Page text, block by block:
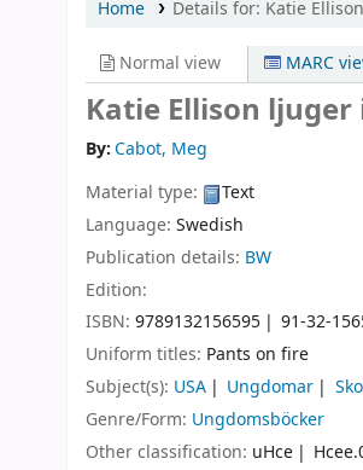
Home Details for: Katie
Normal view MARC
Katie Ellison
By:Cabot, Meg
Material type:
Text
Language: Swedish
Publication details: BW
Edition:
ISBN: 9789132156595
91-32-
Uniform titles: Pants on fire
Subject(s): USA Ungdomar
Genre/Form: Ungdomsböcker
Other classification: uHce